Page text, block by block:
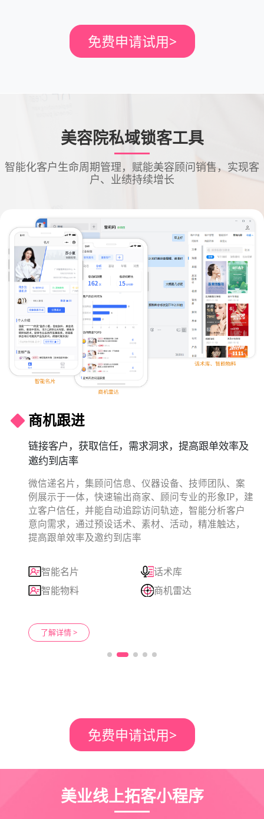
免费申请试用>
美容院私域锁客工具
智能化客户生命周期管理，赋能美容顾问销售，实现客
户、业绩持续增长
成交追销
客户精准画像、分层运营，精准营销触达，缩短客
户成交周期
销售顾问可在企微侧边栏，随时记录客户到店后的沟
通情况，通过标签体系，多维度标记客户（需求、意
向度、预算等），清晰用户画像，根据客户标签对客
户做分层管理，针对不同层级的客户做不同的运营动
作，精准触达转化
客户SOP
了解详情 >
免费申请试用>
美业线上拓客小程序